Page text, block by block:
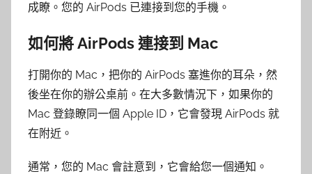
成瞭。您的 AirPods 已連接到您的手機。
如何將 AirPods 連接到 Mac
打開你的 Mac，把你的 AirPods 塞進你的耳朵，然
後坐在你的辦公桌前。在大多數情況下，如果你的
Mac 登錄瞭同一個 Apple ID，它會發現 AirPods 就
在附近。
通常，您的 Mac 會註意到，它會給您一個通知。